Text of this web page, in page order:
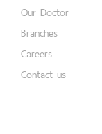
Our Doctor
Branches
Careers
Contact us